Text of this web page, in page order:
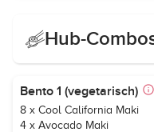
Hub-
Bento 1 (vegetarisch)
8 x Cool California Maki
4 x Avocado Maki